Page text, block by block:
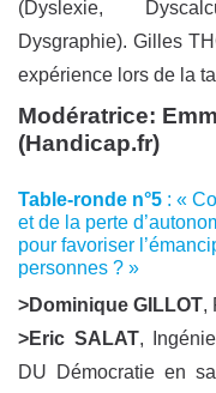
(Dyslexie,
Dysgraphie). Gilles
expérience lors de la
Modératrice:
(Handicap.fr)
Table-ronde n°5 : «
et de la perte
pour favoriser
personnes ? »
>Dominique GILLOT,
>Eric SALAT,
DU Démocratie en